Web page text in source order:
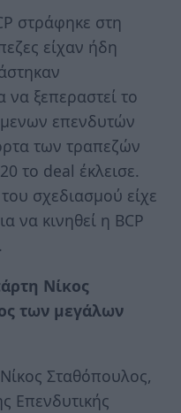
στράφηκε στη
είχαν ήδη
να ξεπεραστεί το
επενδυτών
των τραπεζών
το deal έκλεισε.
σχεδιασμού είχε
να κινηθεί η BCP
Νίκος
των μεγάλων
Σταθόπουλος,
Eπενδυτικής